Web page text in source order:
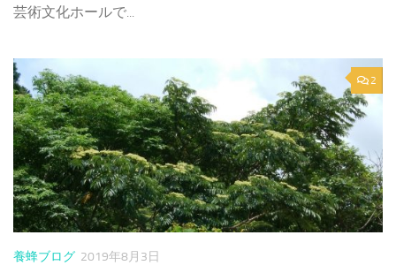
芸術文化ホールで...
2
養蜂ブログ 2019年8月3日